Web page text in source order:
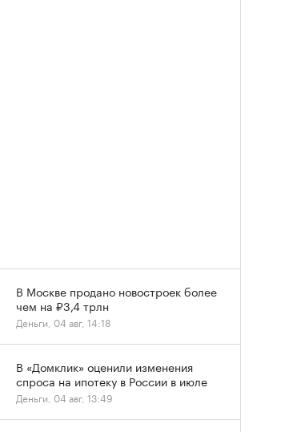
В Москве продано новостроек более
чем на ₽3,4 трлн
Деньги, 04 авг, 14:18
В «Домклик» оценили изменения
спроса на ипотеку в России в июле
Деньги, 04 авг, 13:49